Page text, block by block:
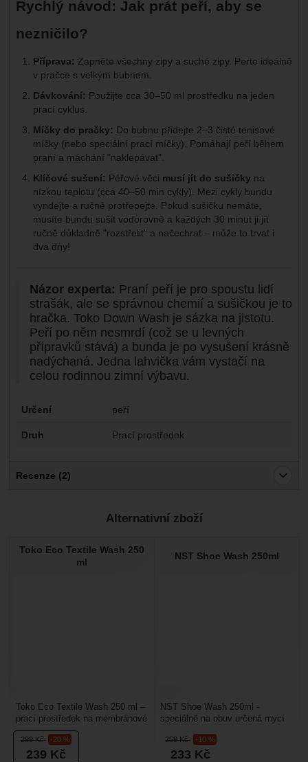
Rychlý návod: Jak prát peří, aby se
nezničilo?
Příprava: Zapněte všechny zipy a suché zipy. Perte ideálně
v pračce s velkým bubnem.
Dávkování: Použijte cca 30–50 ml prostředku na jeden
prací cyklus.
Míčky do pračky: Do bubnu přidejte 2–3 čisté tenisové
míčky (nebo speciální prací míčky). Pomáhají peří během
praní a máchání "naklepávat".
Klíčové sušení: Péřové věci musí jít do sušičky na
nízkou teplotu (cca 40–50 min cykly). Mezi cykly bundu
vyndejte a ručně protřepejte. Pokud sušičku nemáte,
musíte bundu sušit vodorovně a každých 30 minut ji jít
ručně důkladně "rozstřelit" a načechrat – může to trvat i
dva dny!
Názor experta: Praní peří je pro spoustu lidí
strašák, ale se správnou chemií a sušičkou je to
hračka. Toko Down Wash je sázka na jistotu.
Peří po něm nesmrdí (což se u levných
přípravků stává) a bunda je po vysušení krásně
nadýchaná. Jedna lahvička vám vystačí na
celou rodinnou zimní výbavu.
Parametry
Určení peří
Druh Prací prostředek
Recenze (2)
Ověřený zákazník 20. 5. 2025 16:41
Alternativní zboží
Toko Eco Textile Wash 250
ml
299Kč -20 %
239 Kč
Toko Eco Textile Wash 250 ml –
prací prostředek na membránové
oblečení (membránové bundy,
nepromokavé...
NST Shoe Wash 250ml
259Kč -10 %
233 Kč
NST Shoe Wash 250ml -
speciálně na obuv určená mycí
koženou i textilní, s
membránami...